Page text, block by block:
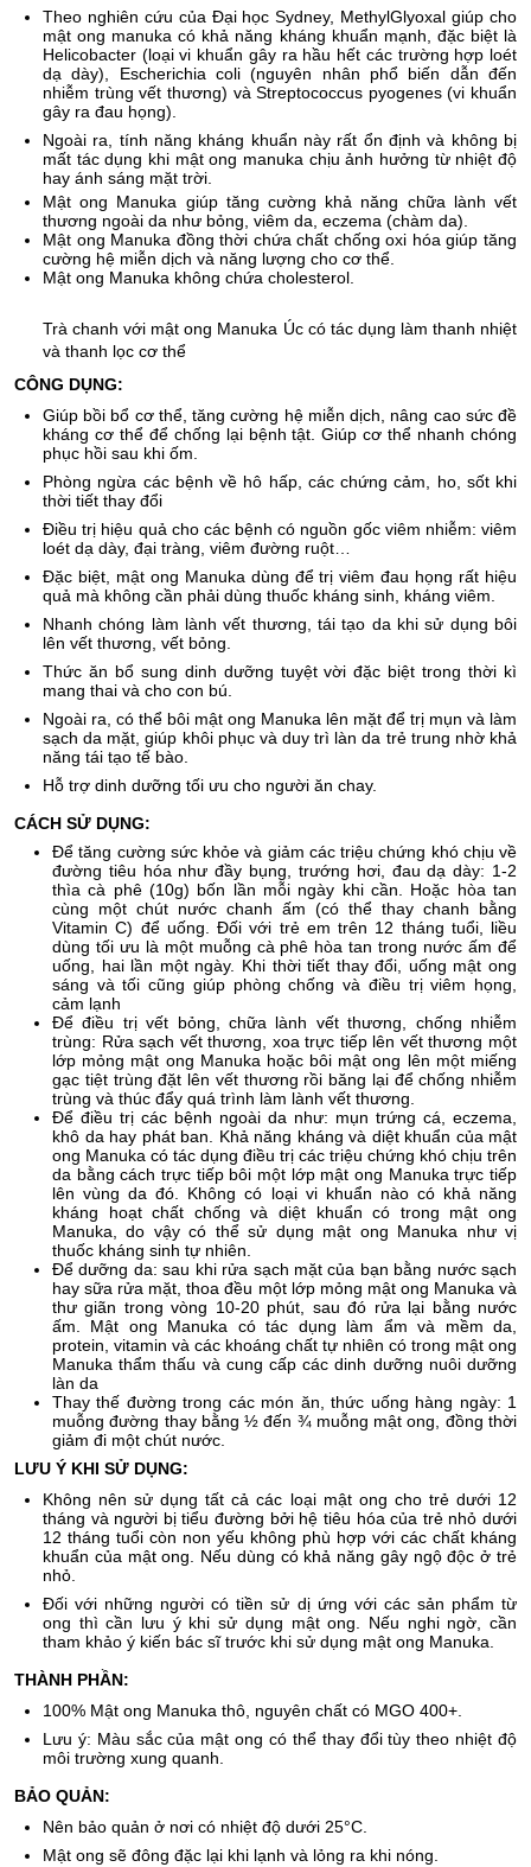
Theo nghiên cứu của Đại học Sydney, MethylGlyoxal giúp cho
mật ong manuka có khả năng kháng khuẩn mạnh, đặc biệt là
Helicobacter (loại vi khuẩn gây ra hầu hết các trường hợp loét
dạ dày), Escherichia coli (nguyên nhân phổ biến dẫn đến
nhiễm trùng vết thương) và Streptococcus pyogenes (vi khuẩn
gây ra đau họng).
Ngoài ra, tính năng kháng khuẩn này rất ổn định và không bị
mất tác dụng khi mật ong manuka chịu ảnh hưởng từ nhiệt độ
hay ánh sáng mặt trời.
Mật ong Manuka giúp tăng cường khả năng chữa lành vết
thương ngoài da như bỏng, viêm da, eczema (chàm da).
Mật ong Manuka đồng thời chứa chất chống oxi hóa giúp tăng
cường hệ miễn dịch và năng lượng cho cơ thể.
Mật ong Manuka không chứa cholesterol.
Trà chanh với mật ong Manuka Úc có tác dụng làm thanh nhiệt
và thanh lọc cơ thể
CÔNG DỤNG:
Giúp bồi bổ cơ thể, tăng cường hệ miễn dịch, nâng cao sức đề
kháng cơ thể để chống lại bệnh tật. Giúp cơ thể nhanh chóng
phục hồi sau khi ốm.
Phòng ngừa các bệnh về hô hấp, các chứng cảm, ho, sốt khi
thời tiết thay đổi
Điều trị hiệu quả cho các bệnh có nguồn gốc viêm nhiễm: viêm
loét dạ dày, đại tràng, viêm đường ruột…
Đặc biệt, mật ong Manuka dùng để trị viêm đau họng rất hiệu
quả mà không cần phải dùng thuốc kháng sinh, kháng viêm.
Nhanh chóng làm lành vết thương, tái tạo da khi sử dụng bôi
lên vết thương, vết bỏng.
Thức ăn bổ sung dinh dưỡng tuyệt vời đặc biệt trong thời kì
mang thai và cho con bú.
Ngoài ra, có thể bôi mật ong Manuka lên mặt để trị mụn và làm
sạch da mặt, giúp khôi phục và duy trì làn da trẻ trung nhờ khả
năng tái tạo tế bào.
Hỗ trợ dinh dưỡng tối ưu cho người ăn chay.
CÁCH SỬ DỤNG:
Để tăng cường sức khỏe và giảm các triệu chứng khó chịu về
đường tiêu hóa như đầy bụng, trướng hơi, đau dạ dày: 1-2
thìa cà phê (10g) bốn lần mỗi ngày khi cần. Hoặc hòa tan
cùng một chút nước chanh ấm (có thể thay chanh bằng
Vitamin C) để uống. Đối với trẻ em trên 12 tháng tuổi, liều
dùng tối ưu là một muỗng cà phê hòa tan trong nước ấm để
uống, hai lần một ngày. Khi thời tiết thay đổi, uống mật ong
sáng và tối cũng giúp phòng chống và điều trị viêm họng,
cảm lạnh
Để điều trị vết bỏng, chữa lành vết thương, chống nhiễm
trùng: Rửa sạch vết thương, xoa trực tiếp lên vết thương một
lớp mỏng mật ong Manuka hoặc bôi mật ong lên một miếng
gạc tiệt trùng đặt lên vết thương rồi băng lại để chống nhiễm
trùng và thúc đẩy quá trình làm lành vết thương.
Để điều trị các bệnh ngoài da như: mụn trứng cá, eczema,
khô da hay phát ban. Khả năng kháng và diệt khuẩn của mật
ong Manuka có tác dụng điều trị các triệu chứng khó chịu trên
da bằng cách trực tiếp bôi một lớp mật ong Manuka trực tiếp
lên vùng da đó. Không có loại vi khuẩn nào có khả năng
kháng hoạt chất chống và diệt khuẩn có trong mật ong
Manuka, do vậy có thể sử dụng mật ong Manuka như vị
thuốc kháng sinh tự nhiên.
Để dưỡng da: sau khi rửa sạch mặt của bạn bằng nước sạch
hay sữa rửa mặt, thoa đều một lớp mỏng mật ong Manuka và
thư giãn trong vòng 10-20 phút, sau đó rửa lại bằng nước
ấm. Mật ong Manuka có tác dụng làm ẩm và mềm da,
protein, vitamin và các khoáng chất tự nhiên có trong mật ong
Manuka thẩm thấu và cung cấp các dinh dưỡng nuôi dưỡng
làn da
Thay thế đường trong các món ăn, thức uống hàng ngày: 1
muỗng đường thay bằng ½ đến ¾ muỗng mật ong, đồng thời
giảm đi một chút nước.
LƯU Ý KHI SỬ DỤNG:
Không nên sử dụng tất cả các loại mật ong cho trẻ dưới 12
tháng và người bị tiểu đường bởi hệ tiêu hóa của trẻ nhỏ dưới
12 tháng tuổi còn non yếu không phù hợp với các chất kháng
khuẩn của mật ong. Nếu dùng có khả năng gây ngộ độc ở trẻ
nhỏ.
Đối với những người có tiền sử dị ứng với các sản phẩm từ
ong thì cần lưu ý khi sử dụng mật ong. Nếu nghi ngờ, cần
tham khảo ý kiến bác sĩ trước khi sử dụng mật ong Manuka.
THÀNH PHẦN:
100% Mật ong Manuka thô, nguyên chất có MGO 400+.
Lưu ý: Màu sắc của mật ong có thể thay đổi tùy theo nhiệt độ
môi trường xung quanh.
BẢO QUẢN:
Nên bảo quản ở nơi có nhiệt độ dưới 25°C.
Mật ong sẽ đông đặc lại khi lạnh và lỏng ra khi nóng.